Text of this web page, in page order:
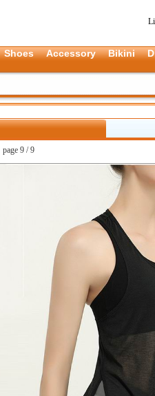
Shoes Accessory Bikini
page 9 / 9
上一张